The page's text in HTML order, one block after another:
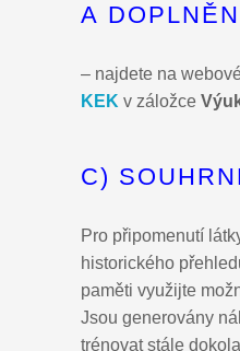
A
– najdete na
KEK v záložce
C)
Pro připomenutí
historického
paměti využijte
Jsou generovány
trénovat stále